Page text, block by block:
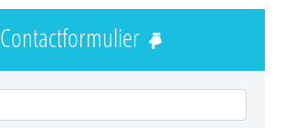
Contactformulier